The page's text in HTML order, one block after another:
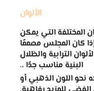
الألوان
المختلفة التي يمكن
كان المجلس مصممًا
الترابية والظلال
البنية مناسب جدًا ،.
نحو اللون الذهبي أو